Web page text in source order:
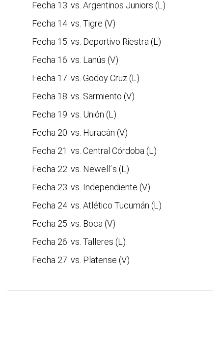
Fecha 13: vs. Argentinos Juniors (L)
Fecha 14: vs. Tigre (V)
Fecha 15: vs. Deportivo Riestra (L)
Fecha 16: vs. Lanús (V)
Fecha 17: vs. Godoy Cruz (L)
Fecha 18: vs. Sarmiento (V)
Fecha 19: vs. Unión (L)
Fecha 20: vs. Huracán (V)
Fecha 21: vs. Central Córdoba (L)
Fecha 22: vs. Newell´s (L)
Fecha 23: vs. Independiente (V)
Fecha 24: vs. Atlético Tucumán (L)
Fecha 25: vs. Boca (V)
Fecha 26: vs. Talleres (L)
Fecha 27: vs. Platense (V)